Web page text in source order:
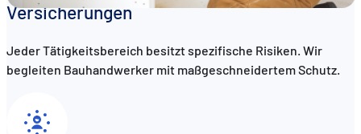
Versicherungen
Jeder Tätigkeitsbereich besitzt spezifische Risiken. Wir
begleiten Bauhandwerker mit maßgeschneidertem Schutz.